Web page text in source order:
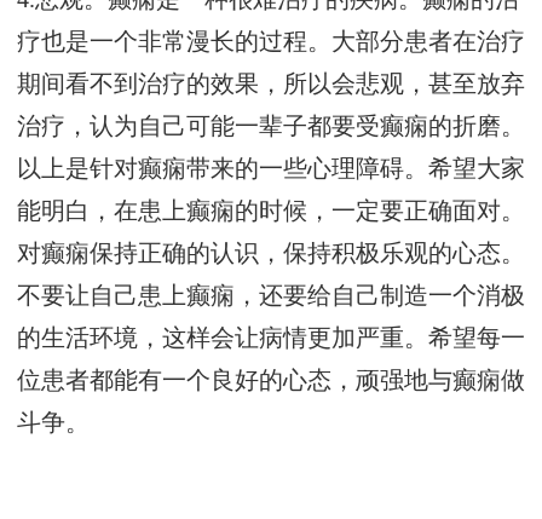
疗也是一个非常漫长的过程。大部分患者在治疗
期间看不到治疗的效果，所以会悲观，甚至放弃
治疗，认为自己可能一辈子都要受癫痫的折磨。
以上是针对癫痫带来的一些心理障碍。希望大家
能明白，在患上癫痫的时候，一定要正确面对。
对癫痫保持正确的认识，保持积极乐观的心态。
不要让自己患上癫痫，还要给自己制造一个消极
的生活环境，这样会让病情更加严重。希望每一
位患者都能有一个良好的心态，顽强地与癫痫做
斗争。